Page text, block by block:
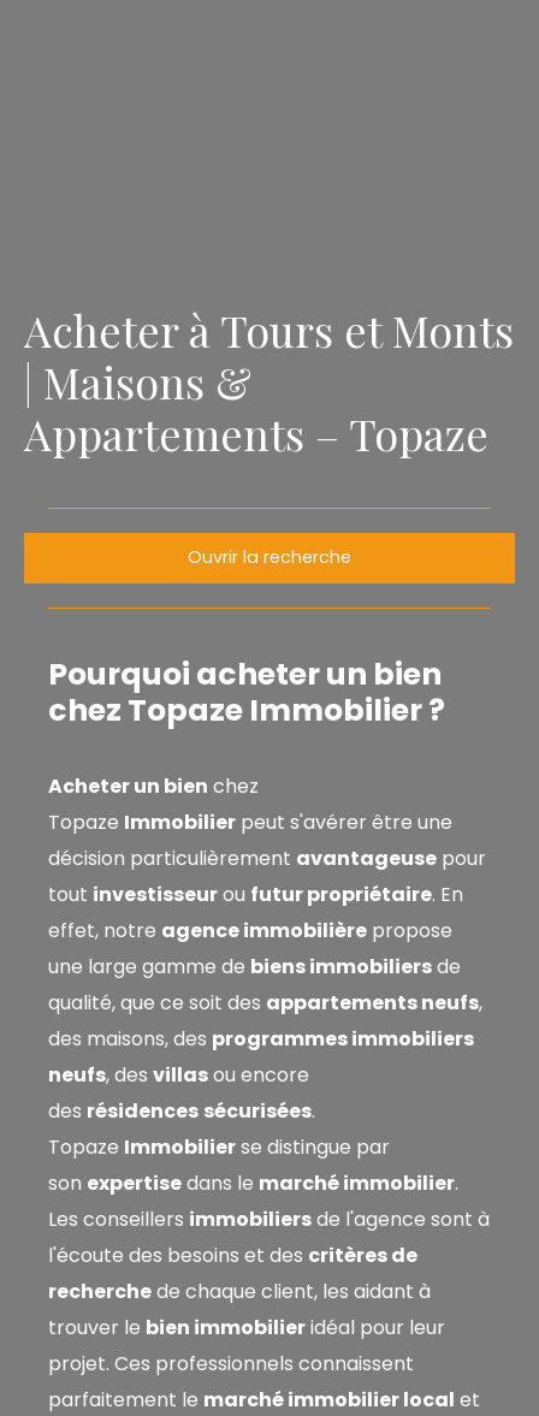
Acheter à Tours et Monts
| Maisons &
Appartements – Topaze
Ouvrir la recherche
Localisation
Surface min (m²)
Rechercher
Pourquoi acheter un bien
chez Topaze Immobilier ?
Acheter un bien chez
Topaze Immobilier peut s'avérer être une
décision particulièrement avantageuse pour
tout investisseurou futur propriétaire. En
effet, notre agence immobilière propose
une large gamme de biens immobiliersde
qualité, que ce soit des appartements neufs,
des maisons, des programmes immobiliers
neufs, des villasou encore
des résidences sécurisées.
Topaze Immobilierse distingue par
son expertisedans le marché immobilier.
Les conseillers immobiliersde l'agence sont à
l'écoute des besoins et des critères de
recherchede chaque client, les aidant à
trouver le bien immobilieridéal pour leur
projet. Ces professionnels connaissent
parfaitement le marché immobilier local et